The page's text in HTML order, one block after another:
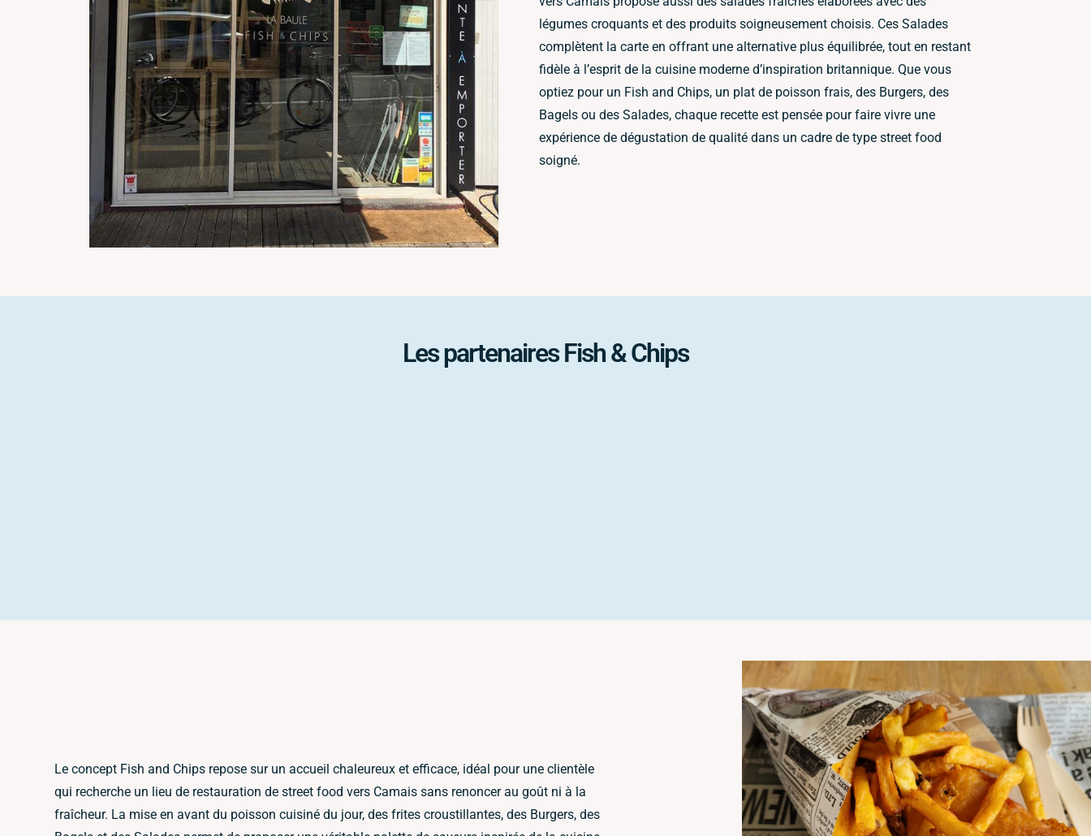
légumes croquants et des produits soigneusement choisis. Ces Salades
complètent la carte en offrant une alternative plus équilibrée, tout en restant
fidèle à l’esprit de la cuisine moderne d’inspiration britannique. Que vous
optiez pour un Fish and Chips, un plat de poisson frais, des Burgers, des
Bagels ou des Salades, chaque recette est pensée pour faire vivre une
expérience de dégustation de qualité dans un cadre de type street food
soigné.
Les partenaires Fish & Chips
Le concept Fish and Chips repose sur un accueil chaleureux et efficace, idéal pour une clientèle
qui recherche un lieu de restauration de street food vers Camais sans renoncer au goût ni à la
fraîcheur. La mise en avant du poisson cuisiné du jour, des frites croustillantes, des Burgers, des